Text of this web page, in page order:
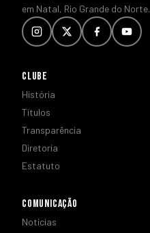
em Natal, Rio Grande do Norte.
CLUBE
História
Títulos
Transparência
Diretoria
Estatuto
COMUNICAÇÃO
Notícias